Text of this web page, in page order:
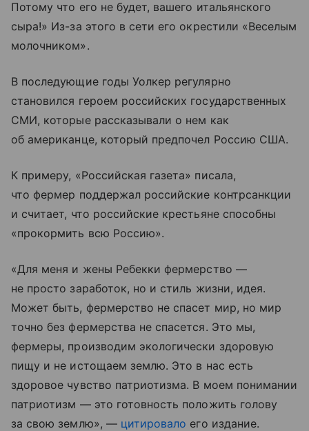
Потому что его не будет, вашего итальянского
сыра!» Из-за этого в сети его окрестили «Веселым
молочником».
В последующие годы Уолкер регулярно
становился героем российских государственных
СМИ, которые рассказывали о нем как
об американце, который предпочел Россию США.
К примеру, «Российская газета» писала,
что фермер поддержал российские контрсанкции
и считает, что российские крестьяне способны
«прокормить всю Россию».
«Для меня и жены Ребекки фермерство —
не просто заработок, но и стиль жизни, идея.
Может быть, фермерство не спасет мир, но мир
точно без фермерства не спасется. Это мы,
фермеры, производим экологически здоровую
пищу и не истощаем землю. Это в нас есть
здоровое чувство патриотизма. В моем понимании
патриотизм — это готовность положить голову
за свою землю», — цитировало его издание.